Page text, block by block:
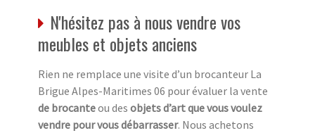
N'hésitez pas à nous vendre vos
meubles et objets anciens
Rien ne remplace une visite d’un brocanteur La
Brigue Alpes-Maritimes 06 pour évaluer la vente
de brocanteou des objets d’art que vous voulez
vendre pour vous débarrasser. Nous achetons